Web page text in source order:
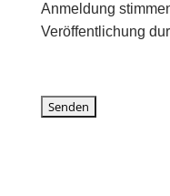
Anmeldung
Veröffentlichung